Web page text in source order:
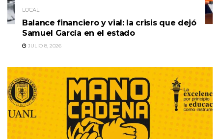
LOCAL
Balance financiero y vial: la crisis que dejó
Samuel García en el estado
JULIO 8, 2026